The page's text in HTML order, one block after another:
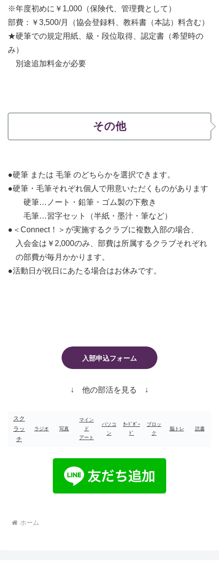
※年度初めに￥1,000（保険代、管理費として）
部費：￥3,500/月
（協会登録料、教科書（本誌）料含む）
★硬筆での規定用紙、級・段位取得、認定書（希望時の
み）
別途追加料金が必要
その他
●硬筆 または 毛筆 のどちらかを選択できます。
●硬筆・毛筆それぞれ個人で用意いただくものがあります
硬筆…ノート・鉛筆・ゴム製の下敷き
毛筆…習字セット（半紙・墨汁・筆など）
●＜Connect！＞が実施するクラブに複数入部の場合、
入会金は￥2,000のみ、部費は所属するクラブそれぞれ
の部費が毎月かかります。
●活動日が祝日にあたる場合はお休みです。
入部申込フォーム
↓ 他の部活を見る ↓
スク
ラッ
チ
ラジオ 写真
マイン
ド
アート
パソコ
ン
ｶｰﾄﾞﾎﾞｰ
ﾄﾞ
ブロッ
ク
脳トレ 読書
ホーム